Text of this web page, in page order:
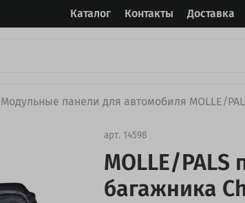
Каталог Контакты Доставка
Модульные панели для автомобиля MOLLE/
арт. 14598
MOLLE/
багажника